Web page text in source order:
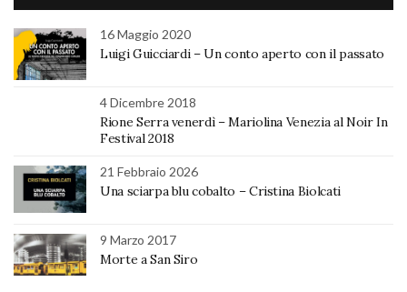
16 Maggio 2020
Luigi Guicciardi – Un conto aperto con il passato
4 Dicembre 2018
Rione Serra venerdì – Mariolina Venezia al Noir In
Festival 2018
21 Febbraio 2026
Una sciarpa blu cobalto – Cristina Biolcati
9 Marzo 2017
Morte a San Siro